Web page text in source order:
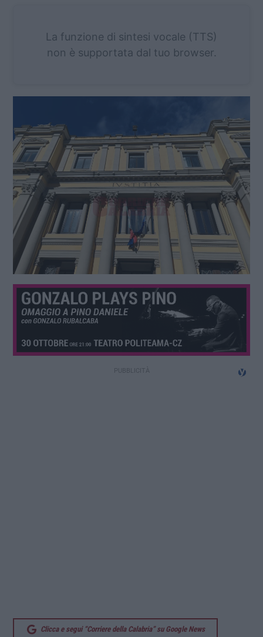
La funzione di sintesi vocale (TTS)
non è supportata dal tuo browser.
Clicca e segui “Corriere della Calabria” su Google News